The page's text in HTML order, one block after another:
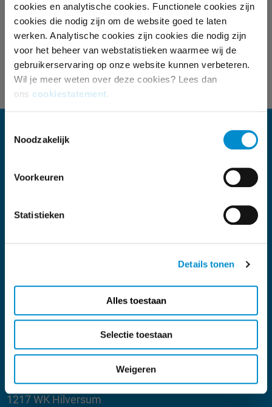
cookies en analytische cookies. Functionele cookies zijn
cookies die nodig zijn om de website goed te laten
werken. Analytische cookies zijn cookies die nodig zijn
voor het beheer van webstatistieken waarmee wij de
gebruikerservaring op onze website kunnen verbeteren.
Wil je meer weten over deze cookies? Lees dan
ons cookiestatement.
Noodzakelijk
Voorkeuren
Statistieken
Details tonen
Alles toestaan
Selectie toestaan
Weigeren
je de ambitie hebt om jouw merk te laten groeien,
biedt onze whitepaper inzicht en advies voor jouw
communicatie-, marketing- en mediastrategie.
Benieuwd welke inzichten en adviezen dat zijn? Klik
dan hiervoor de whitepaper.
KOM IN CONTACT
Mail
Mediacentrum
Joop van den Endeplein 1
1217 WJ Hilversum
Johnny Kraaijkampplantsoen 5
1217 WK Hilversum